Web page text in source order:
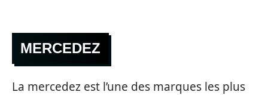
MERCEDEZ
La mercedez est l’une des marques les plus